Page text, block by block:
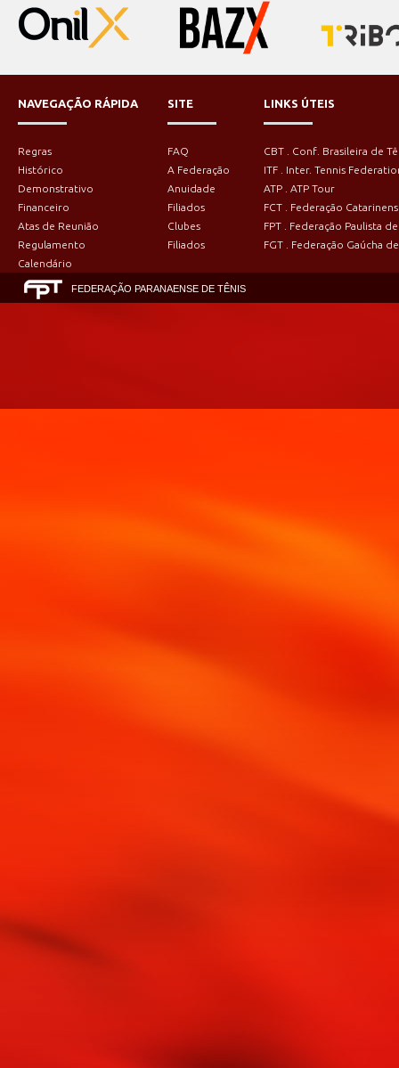
NAVEGAÇÃO RÁPIDA
Regras
Histórico
Demonstrativo
Financeiro
Atas de Reunião
Regulamento
Calendário
SITE
FAQ
A Federação
Anuidade
Filiados
Clubes
Filiados
LINKS ÚTEIS
CBT . Conf. Brasileira de
ITF . Inter. Tennis
ATP . ATP Tour
FCT . Federação
FPT . Federação Paulista
FGT . Federação Gaúcha
FEDERAÇÃO PARANAENSE DE TÊNIS